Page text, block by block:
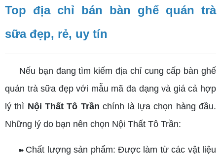
Top địa chỉ bán bàn ghế quán trà
sữa đẹp, rẻ, uy tín
Nếu bạn đang tìm kiếm địa chỉ cung cấp bàn ghế
quán trà sữa đẹp với mẫu mã đa dạng và giá cả hợp
lý thì Nội Thất Tô Trần chính là lựa chọn hàng đầu.
Những lý do bạn nên chọn Nội Thất Tô Trần:
➽ Chất lượng sản phẩm: Được làm từ các vật liệu